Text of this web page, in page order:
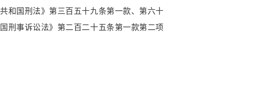
和国刑法》第三百五十九条第一款、第六十
刑事诉讼法》第二百二十五条第一款第二项